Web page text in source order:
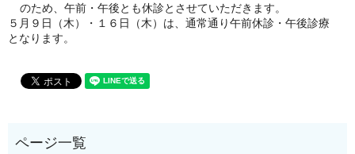
のため、午前・午後とも休診とさせていただきます。
５月９日（木）・１６日（木）は、通常通り午前休診・午後診療
となります。